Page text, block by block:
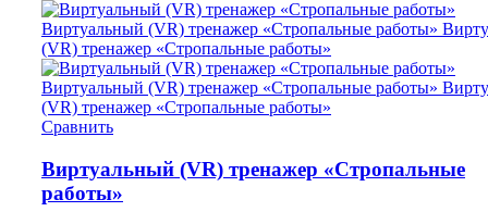
Сравнить
Виртуальный (VR) тренажер «Стропальные
работы»